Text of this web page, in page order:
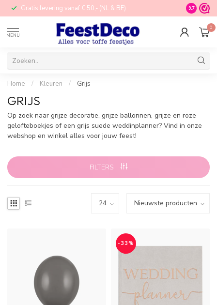
Gratis levering vanaf € 50,- (NL & BE) STORE in
9.7
MENU
0
Home / Kleuren / Grijs
GRIJS
Op zoek naar grijze decoratie, grijze ballonnen, grijze en roze
gelofteboekjes of een grijs suede weddinplanner? Vind in onze
webshop en winkel alles voor jouw feest!
FILTERS
-33%